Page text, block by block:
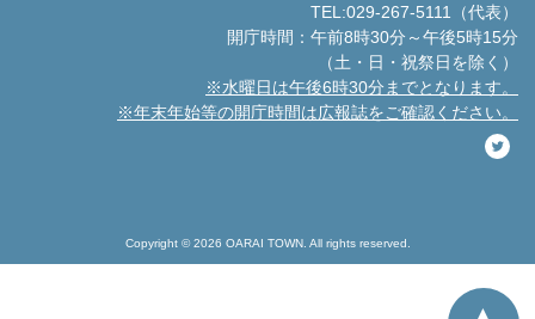
TEL:029-267-5111（代表）
開庁時間：午前8時30分～午後5時15分
（土・日・祝祭日を除く）
※水曜日は午後6時30分までとなります。
※年末年始等の開庁時間は広報誌をご確認ください。
Copyright © 2026 OARAI TOWN. All rights reserved.